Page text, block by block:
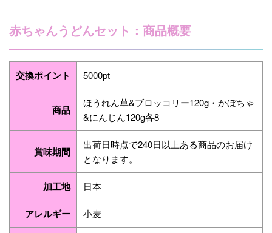
赤ちゃんうどんセット：商品概要
交換ポイント 5000pt
商品
ほうれん草&ブロッコリー120g・かぼちゃ
&にんじん120g各8
賞味期間
出荷日時点で240日以上ある商品のお届け
となります。
加工地 日本
アレルギー 小麦